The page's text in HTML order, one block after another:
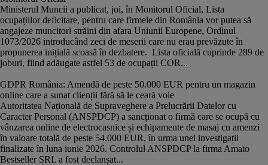
Ministerul Muncii a publicat, joi, în Monitorul Oficial, Lista
ocupațiilor deficitare, pentru care firmele din România vor putea să
angajeze muncitori străini din afara Uniunii Europene, Ordinul
1073/2026 introducând zeci de meserii care nu erau prevăzute în
propunerea inițială scoasă în dezbatere. Lista oficială cuprinde 289 de
joburi, fiind adăugate astfel 53 de ocupații COR...
GDPR România: Amendă de peste 50.000 EUR pentru un magazin
online care a sunat clienții fără să le ceară voie
Autoritatea Națională de Supraveghere a Prelucrării Datelor cu
Caracter Personal (ANSPDCP) a sancționat o firmă care se ocupă cu
vânzarea online de electrocasnice și echipamente de masaj cu amenzi
în valoare totală de peste 54.000 EUR, în urma unei investigații
finalizate în luna iunie 2026. Controlul ANSPDCP la firma Amato
Bestseller SRL a fost declanșat...